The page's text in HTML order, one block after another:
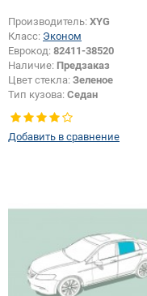
Производитель: XYG
Класс: Эконом
Еврокод: 82411-38520
Наличие: Предзаказ
Цвет стекла: Зеленое
Тип кузова: Седан
Добавить в сравнение